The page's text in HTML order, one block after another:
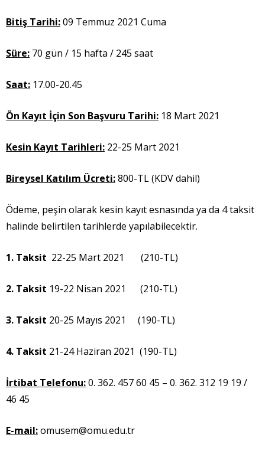
Bitiş Tarihi:09 Temmuz 2021 Cuma
Süre: 70 gün / 15 hafta / 245 saat
Saat: 17.00-20.45
Ön Kayıt İçin Son Başvuru Tarihi: 18 Mart 2021
Kesin Kayıt Tarihleri: 22-25 Mart 2021
Bireysel Katılım Ücreti:800-TL (KDV dahil)
Ödeme, peşin olarak kesin kayıt esnasında ya da 4 taksit
halinde belirtilen tarihlerde yapılabilecektir.
1. Taksit 22-25 Mart 2021 (210-TL)
2. Taksit 19-22 Nisan 2021 (210-TL)
3. Taksit 20-25 Mayıs 2021 (190-TL)
4. Taksit 21-24 Haziran 2021 (190-TL)
İrtibat Telefonu:0. 362. 457 60 45 – 0. 362. 312 19 19 /
46 45
E-mail:omusem@omu.edu.tr